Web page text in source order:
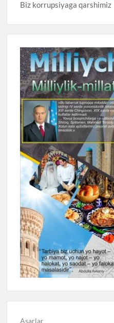
Biz korrupsiyaga qarshimiz
Asarlar